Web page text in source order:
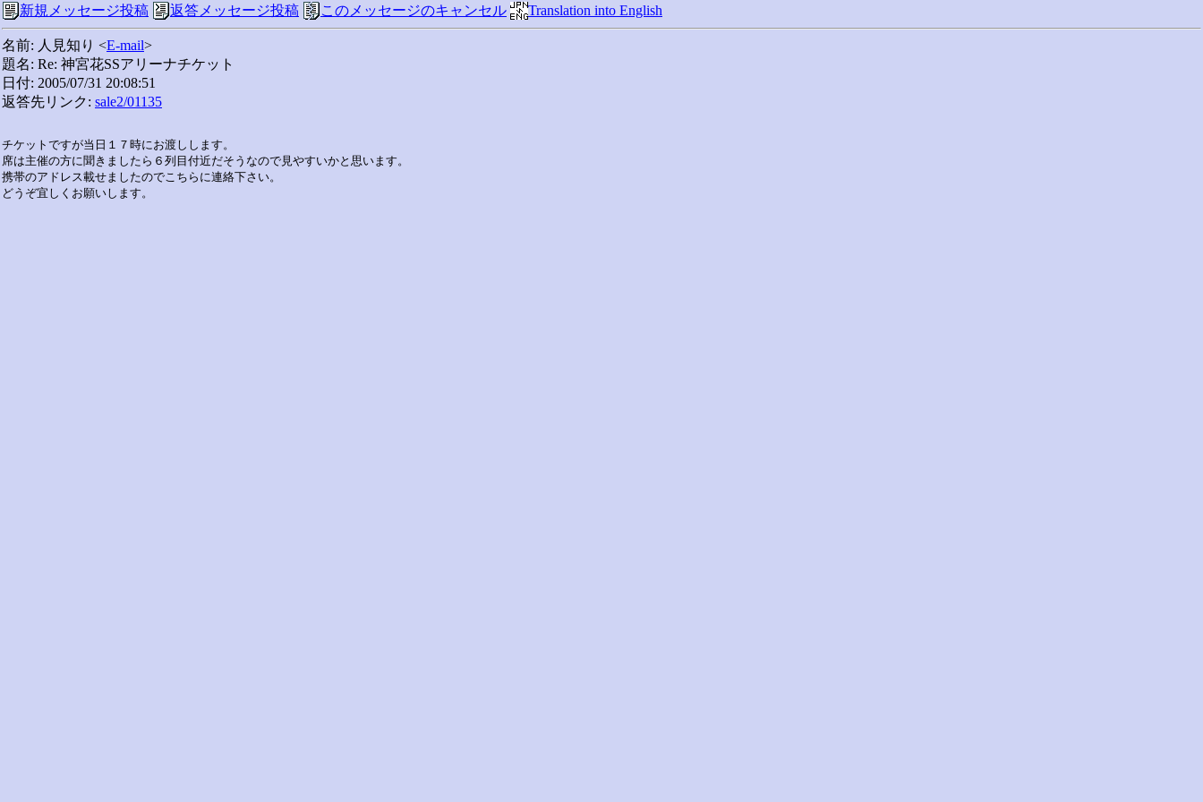
新規メッセージ投稿 返答メッセージ投稿 このメッセージのキャンセル Translation into English
名前: 人見知り <E-mail>
題名: Re: 神宮花SSアリーナチケット
日付: 2005/07/31 20:08:51
返答先リンク: sale2/01135
チケットですが当日１７時にお渡しします。
席は主催の方に聞きましたら６列目付近だそうなので見やすいかと思います。
携帯のアドレス載せましたのでこちらに連絡下さい。